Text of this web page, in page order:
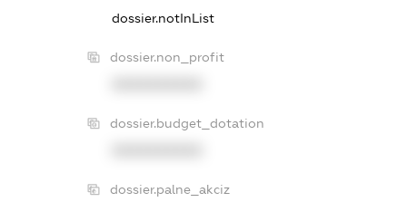
dossier.notInList
dossier.non_profit
dossier.budget_dotation
dossier.palne_akciz